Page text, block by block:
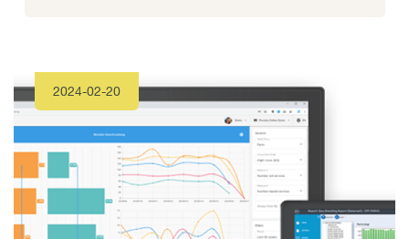
2024-02-20